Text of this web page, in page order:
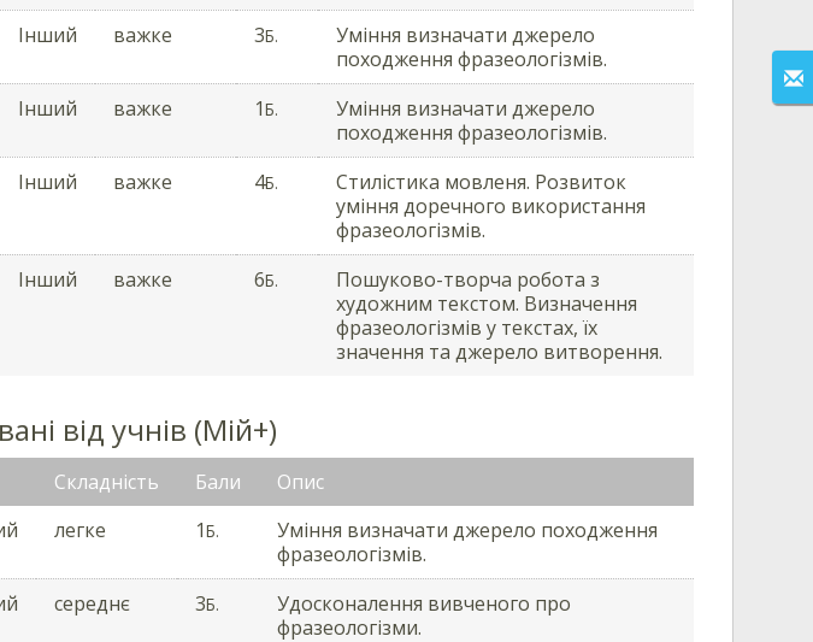
Інший важке 3Б.
Уміння визначати джерело
походження фразеологізмів.
Інший важке 1Б.
Уміння визначати джерело
походження фразеологізмів.
Інший важке 4Б.
Стилістика мовленя. Розвиток
уміння доречного використання
фразеологізмів.
Інший важке 6Б.
Пошуково-творча робота з
художним текстом. Визначення
фразеологізмів у текстах, їх
значення та джерело витворення.
від учнів (Мій+)
Складність Бали
Опис
легке 1Б.
Уміння визначати джерело походження
фразеологізмів.
середнє 3Б.
Удосконалення вивченого про
фразеологізми.